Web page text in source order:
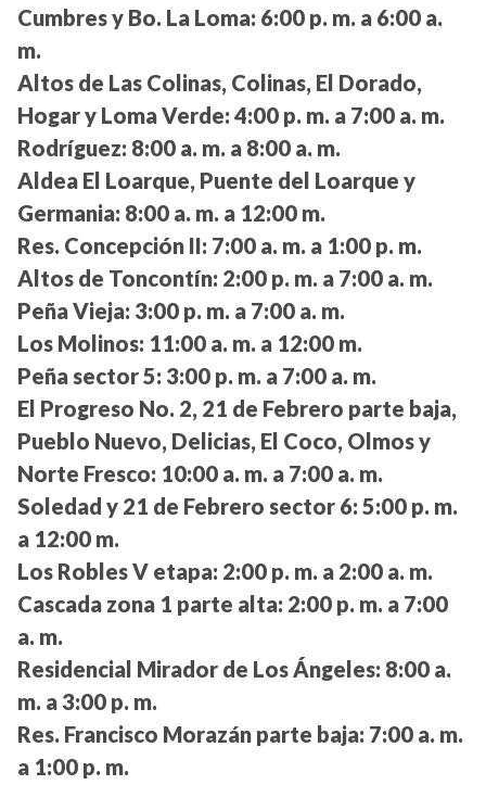
Cumbres y Bo. La Loma: 6:00 p. m. a 6:00 a.
m.
Altos de Las Colinas, Colinas, El Dorado,
Hogar y Loma Verde: 4:00 p. m. a 7:00 a. m.
Rodríguez: 8:00 a. m. a 8:00 a. m.
Aldea El Loarque, Puente del Loarque y
Germania: 8:00 a. m. a 12:00 m.
Res. Concepción II: 7:00 a. m. a 1:00 p. m.
Altos de Toncontín: 2:00 p. m. a 7:00 a. m.
Peña Vieja: 3:00 p. m. a 7:00 a. m.
Los Molinos: 11:00 a. m. a 12:00 m.
Peña sector 5: 3:00 p. m. a 7:00 a. m.
El Progreso No. 2, 21 de Febrero parte baja,
Pueblo Nuevo, Delicias, El Coco, Olmos y
Norte Fresco: 10:00 a. m. a 7:00 a. m.
Soledad y 21 de Febrero sector 6: 5:00 p. m.
a 12:00 m.
Los Robles V etapa: 2:00 p. m. a 2:00 a. m.
Cascada zona 1 parte alta: 2:00 p. m. a 7:00
a. m.
Residencial Mirador de Los Ángeles: 8:00 a.
m. a 3:00 p. m.
Res. Francisco Morazán parte baja: 7:00 a. m.
a 1:00 p. m.